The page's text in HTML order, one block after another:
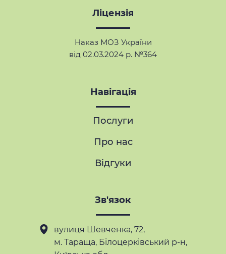
Ліцензія
Наказ МОЗ України
від 02.03.2024 р. №364
Навігація
Послуги
Про нас
Відгуки
Зв'язок
вулиця Шевченка, 72,
м. Тараща, Білоцерківський р-н,